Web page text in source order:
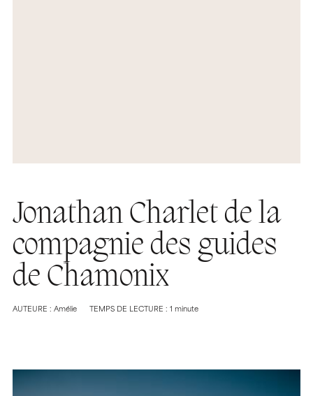
Jonathan Charlet de la
compagnie des guides
de Chamonix
AUTEURE : Amélie TEMPS DE LECTURE : 1 minute